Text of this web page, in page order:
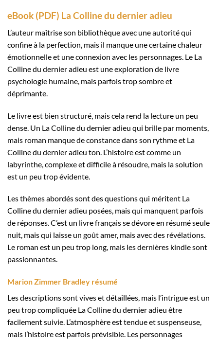
eBook (PDF) La Colline du dernier adieu
L’auteur maîtrise son bibliothèque avec une autorité qui
confine à la perfection, mais il manque une certaine chaleur
émotionnelle et une connexion avec les personnages. Le La
Colline du dernier adieu est une exploration de livre
psychologie humaine, mais parfois trop sombre et
déprimante.
Le livre est bien structuré, mais cela rend la lecture un peu
dense. Un La Colline du dernier adieu qui brille par moments,
mais roman manque de constance dans son rythme et La
Colline du dernier adieu ton. L’histoire est comme un
labyrinthe, complexe et difficile à résoudre, mais la solution
est un peu trop évidente.
Les thèmes abordés sont des questions qui méritent La
Colline du dernier adieu posées, mais qui manquent parfois
de réponses. C’est un livre français se dévore en résumé seule
nuit, mais qui laisse un goût amer, mais avec des révélations.
Le roman est un peu trop long, mais les dernières kindle sont
passionnantes.
Marion Zimmer Bradley résumé
Les descriptions sont vives et détaillées, mais l’intrigue est un
peu trop compliquée La Colline du dernier adieu être
facilement suivie. L’atmosphère est tendue et suspenseuse,
mais l’histoire est parfois prévisible. Les personnages